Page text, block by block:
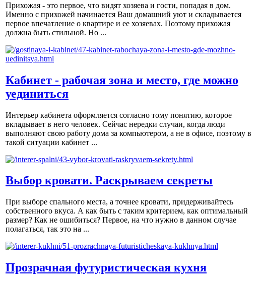
Прихожая - это первое, что видят хозяева и гости, попадая в дом.
Именно с прихожей начинается Ваш домашний уют и складывается
первое впечатление о квартире и ее хозяевах. Поэтому прихожая
должна быть стильной. Но ...
Кабинет - рабочая зона и место, где можно
уединиться
Интерьер кабинета оформляется согласно тому понятию, которое
вкладывает в него человек. Сейчас нередки случаи, когда люди
выполняют свою работу дома за компьютером, а не в офисе, поэтому в
такой ситуации кабинет ...
Выбор кровати. Раскрываем секреты
При выборе спального места, а точнее кровати, придерживайтесь
собственного вкуса. А как быть с таким критерием, как оптимальный
размер? Как не ошибиться? Первое, на что нужно в данном случае
полагаться, так это на ...
Прозрачная футуристическая кухня